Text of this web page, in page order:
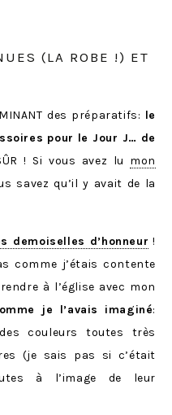
(LA ROBE !) ET
des préparatifs: le
pour le Jour J… de
! Si vous avez lu mon
savez qu’il y avait de la
demoiselles d’honneur !
comme j’étais contente
à l’église avec mon
je l’avais imaginé:
couleurs toutes très
(je sais pas si c’était
à l’image de leur